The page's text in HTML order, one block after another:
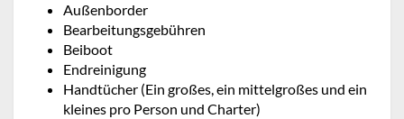
Außenborder
Bearbeitungsgebühren
Beiboot
Endreinigung
Handtücher (Ein großes, ein mittelgroßes und ein
kleines pro Person und Charter)